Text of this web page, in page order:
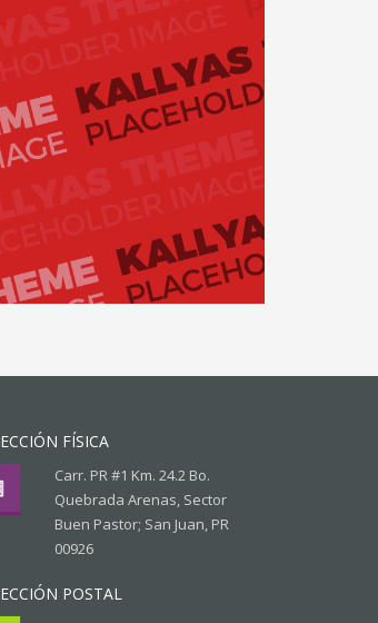
FÍSICA
Carr. PR #1 Km. 24.2 Bo.
Quebrada Arenas, Sector
Buen Pastor; San Juan, PR
00926
POSTAL